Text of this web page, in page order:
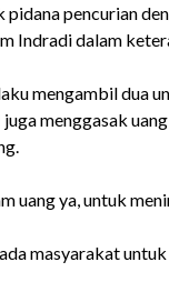
pencurian
Indradi dalam
mengambil dua
menggasak
uang ya, untuk
masyarakat